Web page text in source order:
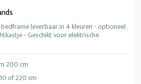
leverbaar in 4 kleuren - optioneel
- Geschikt voor elektrische
200 cm
of 220 cm